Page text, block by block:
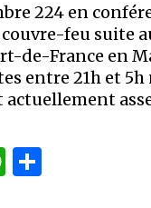
224 en
feu suite
de-France en
entre 21h et
WhatsApp